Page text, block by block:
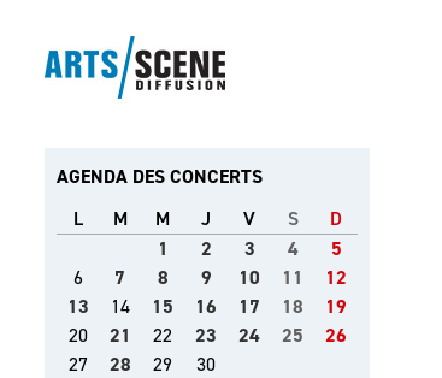
AGENDA DES CONCERTS
L
M M J V S
D
1
2 3 4
5
6
7 8 9 10 11
12
13
14 15 16 17 18
19
20
21 22 23 24 25
26
27
28 29 30